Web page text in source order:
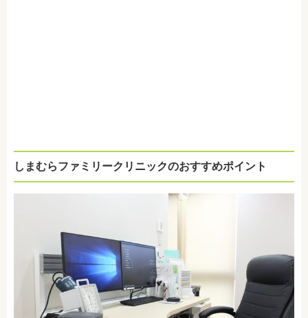
しまむらファミリークリニックのおすすめポイント